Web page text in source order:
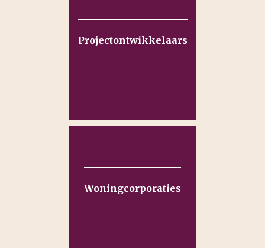
Projectontwikkelaars
Woningcorporaties